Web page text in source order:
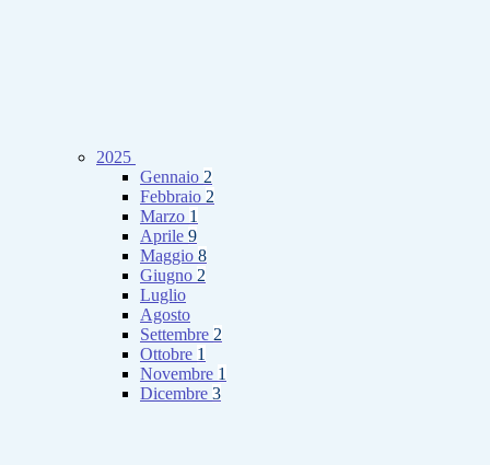
2025
Gennaio 2
Febbraio 2
Marzo 1
Aprile 9
Maggio 8
Giugno 2
Luglio
Agosto
Settembre 2
Ottobre 1
Novembre 1
Dicembre 3